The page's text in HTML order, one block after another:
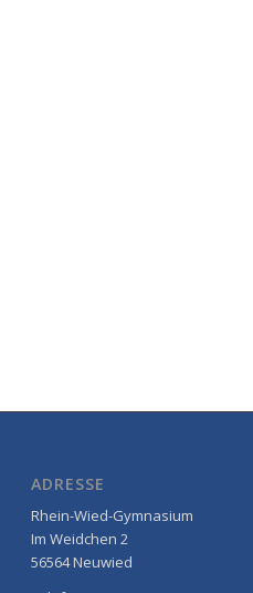
ADRESSE
Rhein-Wied-Gymnasium
Im Weidchen 2
56564 Neuwied